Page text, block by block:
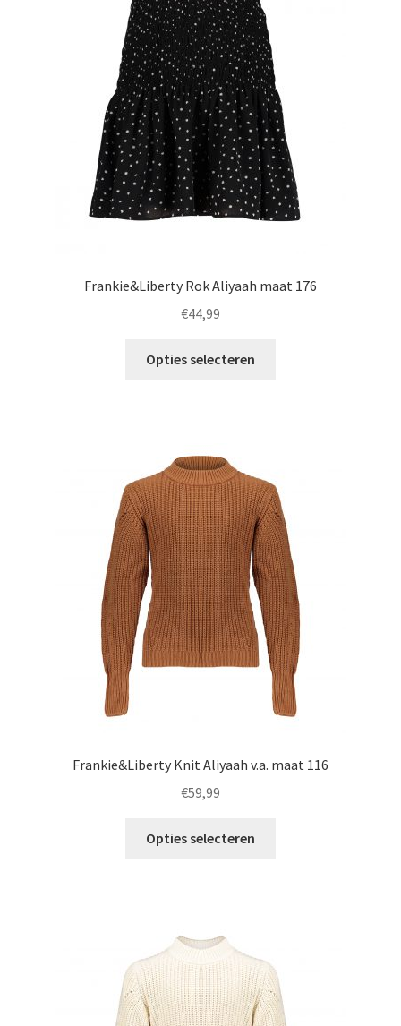
Frankie&Liberty Rok Aliyaah maat 176
€44,99
Opties selecteren
optie
kan
gekozen
worden
op
de
productpagina
Frankie&Liberty Knit Aliyaah v.a. maat 116
€59,99
Opties selecteren
kan
gekozen